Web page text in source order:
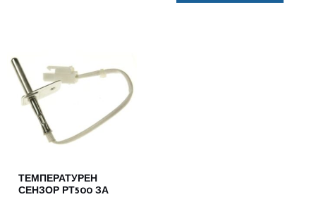
ТЕМПЕРАТУРЕН
СЕНЗОР РТ500 ЗА